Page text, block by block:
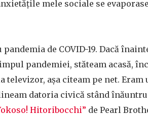
mele sociale se
de COVID-19. Dacă
pandemiei, stăteam acasă,
televizor, așa citeam pe net. Eram
datoria civică stând
Hitoribocchi” de Pearl